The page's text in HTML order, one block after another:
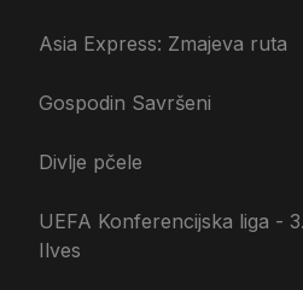
Asia Express: Zmajeva ruta
Gospodin Savršeni
Divlje pčele
UEFA Konferencijska liga -
Ilves